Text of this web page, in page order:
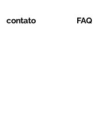
contato FAQ